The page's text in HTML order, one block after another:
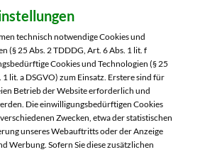
Hof
Straße 49
95028 Hof
09281 7186
Markt ändern
diese Woche:
technisch notwendige Cookies und
(§ 25 Abs. 2 TDDDG, Art. 6 Abs. 1 lit. f
Cookies und Technologien (§ 25
lit. a DSGVO) zum Einsatz. Erstere sind für
Betrieb der Website erforderlich und
Die einwilligungsbedürftigen Cookies
Zwecken, etwa der statistischen
unseres Webauftritts oder der Anzeige
Werbung. Sofern Sie diese zusätzlichen